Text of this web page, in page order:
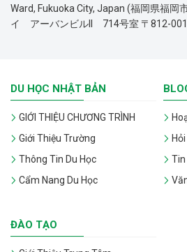
Ward, Fukuoka City, Japan (福岡県福岡
イ アーバンビルII 714号室 〒812-
DU HỌC NHẬT BẢN
GIỚI THIỆU CHƯƠNG TRÌNH
Giới Thiệu Trường
Thông Tin Du Học
Cẩm Nang Du Học
Tin
ĐÀO TẠO